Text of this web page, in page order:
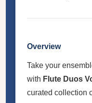
Overview
Take your
with Flute Duos
curated collection